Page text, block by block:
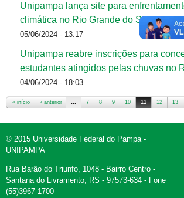
Unipampa lança site para
climática no Rio Grande do Sul
05/06/2024 - 13:17
Unipampa reabre inscrições para
estudantes atingidos pelas chuvas no
04/06/2024 - 18:03
« início ‹ anterior … 7 8 9 10 11 12 13
© 2015 Universidade Federal do Pampa -
UNIPAMPA
Rua Barão do Triunfo, 1048 - Bairro Centro -
Santana do Livramento, RS - 97573-634 - Fone
(55)3967-1700